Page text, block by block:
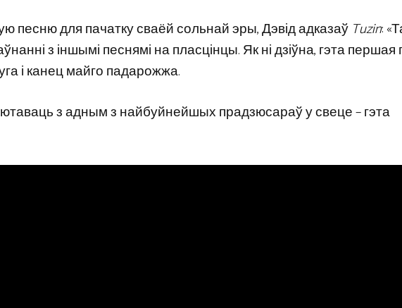
песню для пачатку сваёй сольнай эры, Дэвід адказаў Tuzin:
з іншымі песнямі на пласцінцы. Як ні дзіўна, гэта першая
і канец майго падарожжа.
з адным з найбуйнейшых прадзюсараў у свеце – гэта